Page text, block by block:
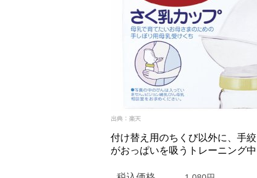
付け替え用のちくび以外に、手
がおっぱいを吸うトレーニング